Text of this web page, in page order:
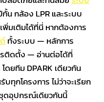
น กล้อง LPR และระบบ
มเติมได้ที่นี่ หากต้องการ
ทั้งระบบ — หลักการ
ติดตั้ง — อ่านต่อได้ที่
ดยทีม DPARK เดียวกัน
บทุกโครงการ ไม่ว่าจะเรียก
ดอุปกรณ์เดียวกันนี้